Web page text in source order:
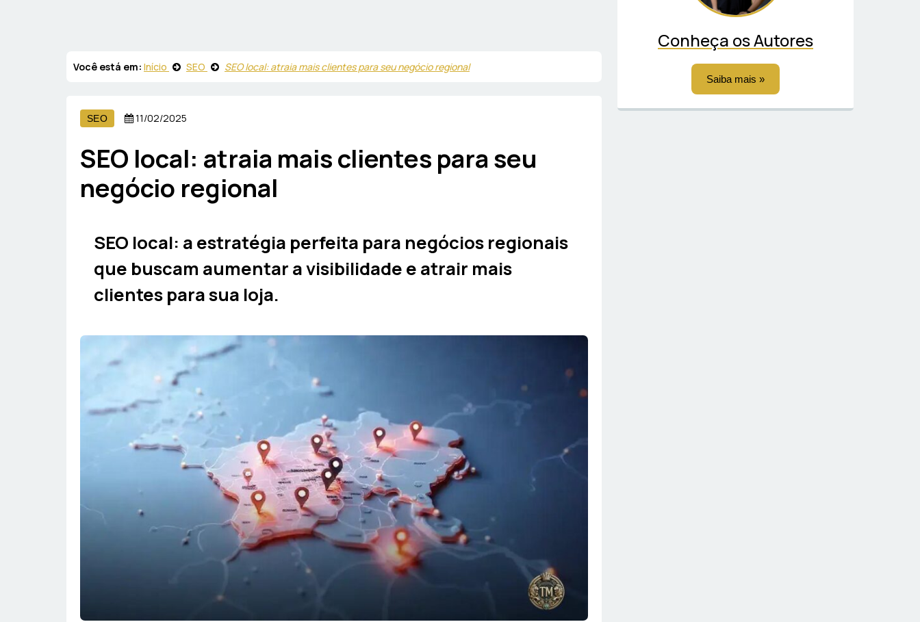
Você está em: Início SEO SEO local: atraia mais clientes para seu negócio regional
SEO 11/02/2025
SEO local: atraia mais clientes para seu
negócio regional
SEO local: a estratégia perfeita para negócios regionais
que buscam aumentar a visibilidade e atrair mais
clientes para sua loja.
Conheça os Autores
Saiba mais »